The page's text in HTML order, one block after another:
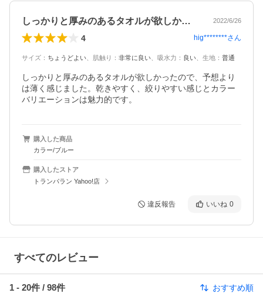
しっかりと厚みのあるタオルが欲しかった… 2022/6/26
4 hig********さん
サイズ ： ちょうどよい 肌触り ： 非常に良い 吸水力 ： 良い 生地 ： 普通
しっかりと厚みのあるタオルが欲しかったので、予想より
は薄く感じました。乾きやすく、絞りやすい感じとカラー
バリエーションは魅力的です。
購入した商品
カラー/ブルー
購入したストア
トランパラン Yahoo!店
違反報告 いいね 0
すべてのレビュー
1 - 20件 / 98件 おすすめ順